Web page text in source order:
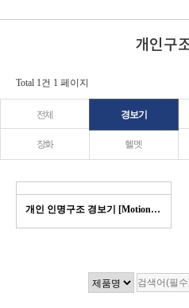
개인구
Total 1건 1 페이지
전체 경보기
장화 헬멧
개인 인명구조 경보기 [Motion scout K…